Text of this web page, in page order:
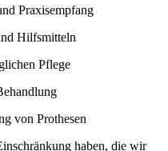
Praxisempfang
Hilfsmitteln
Pflege
von Prothesen
haben, die wir